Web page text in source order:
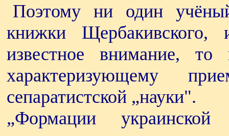
Поэтому ни один
книжки
известное внимание, то
характеризующему
сепаратистской „науки".
„Формации